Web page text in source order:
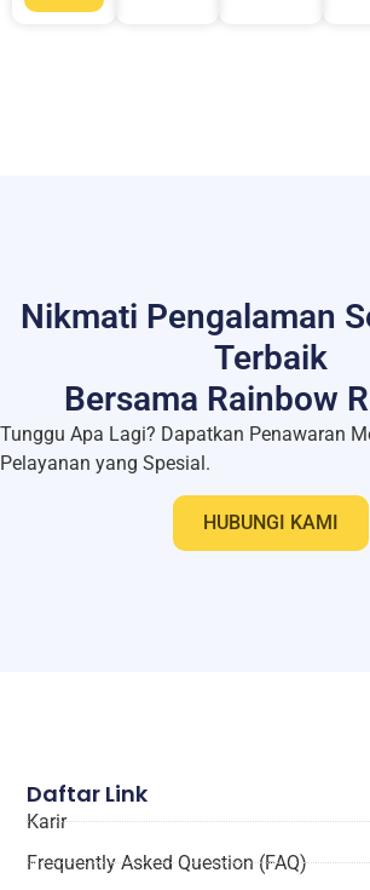
Nikmati Pengalaman
Terbaik
Bersama Rainbow
Tunggu Apa Lagi? Dapatkan Penawaran
Pelayanan yang Spesial.
HUBUNGI KAMI
Daftar Link
Karir
Frequently Asked Question (FAQ)